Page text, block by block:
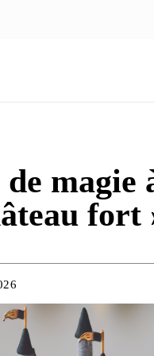
magie
fort